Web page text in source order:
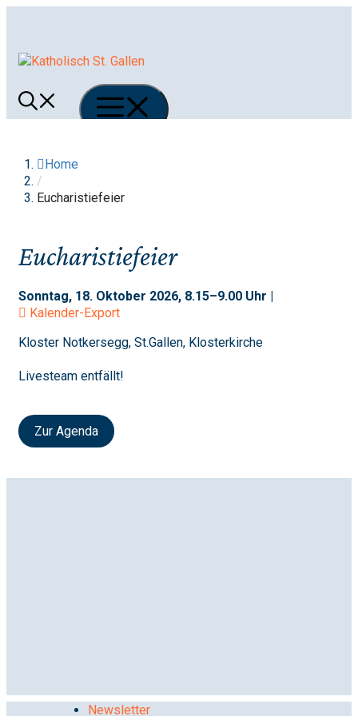
Menü
Home
/
Eucharistiefeier
Eucharistiefeier
Sonntag, 18. Oktober 2026, 8.15–9.00 Uhr |
Kalender-Export
Kloster Notkersegg, St.Gallen, Klosterkirche
Livesteam entfällt!
Zur Agenda
Newsletter